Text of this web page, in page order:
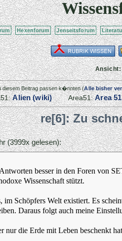
Hexenforum Jenseitsforum
diesem Beitrag passen k�nnten (Alle bisher
Alien (wiki) Area51:Area
re[6]: Zu
(3999x gelesen):
besser in den Foren von
Wissenschaft stützt.
im Schöpfers Welt existiert. Es
Daraus folgt auch meine
nur die Erde mit Leben beschenkt